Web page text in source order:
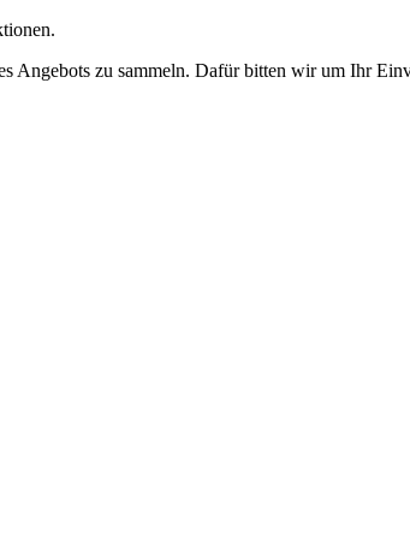
Angebots zu sammeln. Dafür bitten wir um Ihr